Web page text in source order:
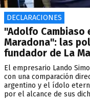
DECLARACIONES
"Adolfo
Maradona": las
fundador de La
El empresario Lando
con una comparación
argentino y el ídolo
por el alcance de sus